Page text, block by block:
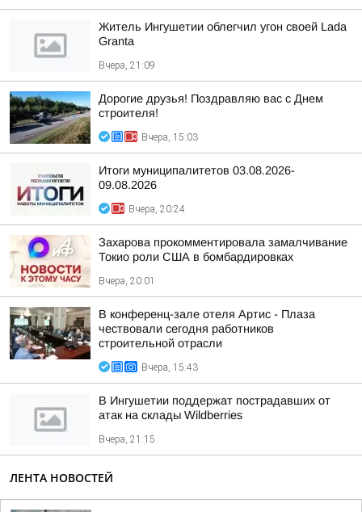
Житель Ингушетии облегчил угон своей Lada
Granta
Вчера, 21:09
Дорогие друзья! Поздравляю вас с Днем
строителя!
Вчера, 15:03
Итоги муниципалитетов 03.08.2026-
09.08.2026
Вчера, 20:24
Захарова прокомментировала замалчивание
Токио роли США в бомбардировках
Вчера, 20:01
В конференц-зале отеля Артис - Плаза
чествовали сегодня работников
строительной отрасли
Вчера, 15:43
В Ингушетии поддержат пострадавших от
атак на склады Wildberries
Вчера, 21:15
ЛЕНТА НОВОСТЕЙ